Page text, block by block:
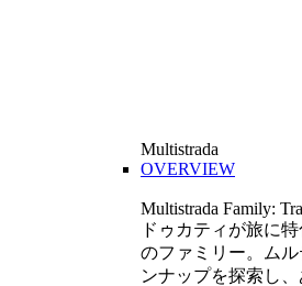
Multistrada
OVERVIEW
Multistrada Family:
ドゥカティが旅に
のファミリー。ム
ンナップを探索し